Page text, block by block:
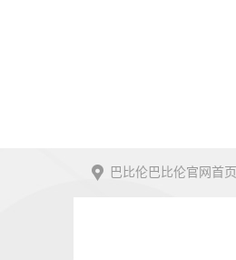
巴比伦巴比伦官网首页